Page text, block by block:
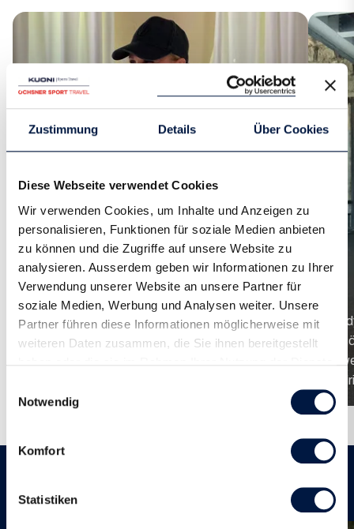
Zustimmung Details Über Cookies
Diese Webseite verwendet Cookies
Wir verwenden Cookies, um Inhalte und Anzeigen zu
personalisieren, Funktionen für soziale Medien anbieten
zu können und die Zugriffe auf unsere Website zu
analysieren. Ausserdem geben wir Informationen zu Ihrer
Verwendung unserer Website an unsere Partner für
soziale Medien, Werbung und Analysen weiter. Unsere
Partner führen diese Informationen möglicherweise mit
weiteren Daten zusammen, die Sie ihnen bereitgestellt
Notwendig
Komfort
Statistiken
Luisa Rossi
Unterkunft